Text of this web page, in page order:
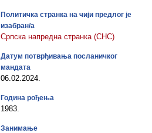
Политичка странка на чији предлог је
изабран/а
Српска напредна странка (СНС)
Датум потврђивања посланичког
мандата
06.02.2024.
Година рођења
1983.
Занимање